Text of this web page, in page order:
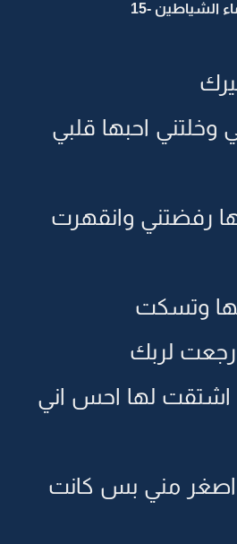
الشياطين -15
وخلتني احبها قلبي
رفضتني وانقهرت
وتسكت
رجعت لربك
اشتقت لها احس اني
اصغر مني بس كانت